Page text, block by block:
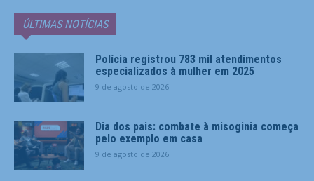
ÚLTIMAS NOTÍCIAS
Polícia registrou 783 mil atendimentos
especializados à mulher em 2025
9 de agosto de 2026
Dia dos pais: combate à misoginia começa
pelo exemplo em casa
9 de agosto de 2026